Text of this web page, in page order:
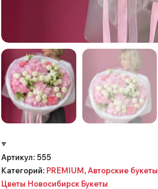
Артикул: 555
Категорий: PREMIUM,Авторские букеты
Цветы Новосибирск Букеты